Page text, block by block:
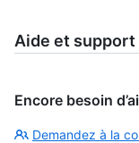
Aide et support
Encore besoin
Demandez à la